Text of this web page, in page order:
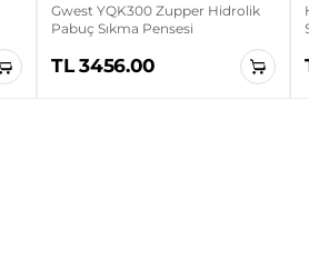
Gwest YQK300 Zupper Hidrolik
Pabuç Sıkma Pensesi
TL 3456.00